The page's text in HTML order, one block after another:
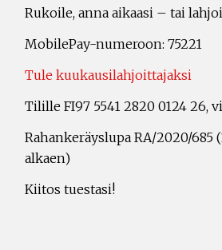
Rukoile, anna aikaasi – tai
MobilePay-numeroon: 75221
Tule kuukausilahjoittajaksi
Tilille FI97 5541 2820 0124 26,
Rahankeräyslupa RA/2020/685
alkaen)
Kiitos tuestasi!